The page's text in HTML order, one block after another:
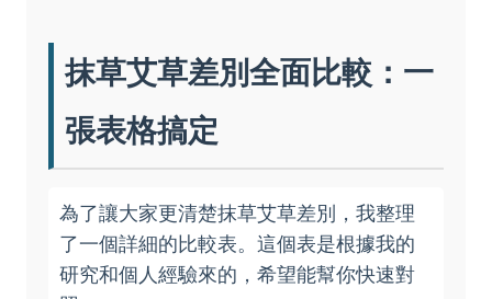
抹草艾草差別全面比較：一
張表格搞定
為了讓大家更清楚抹草艾草差別，我整理
了一個詳細的比較表。這個表是根據我的
研究和個人經驗來的，希望能幫你快速對